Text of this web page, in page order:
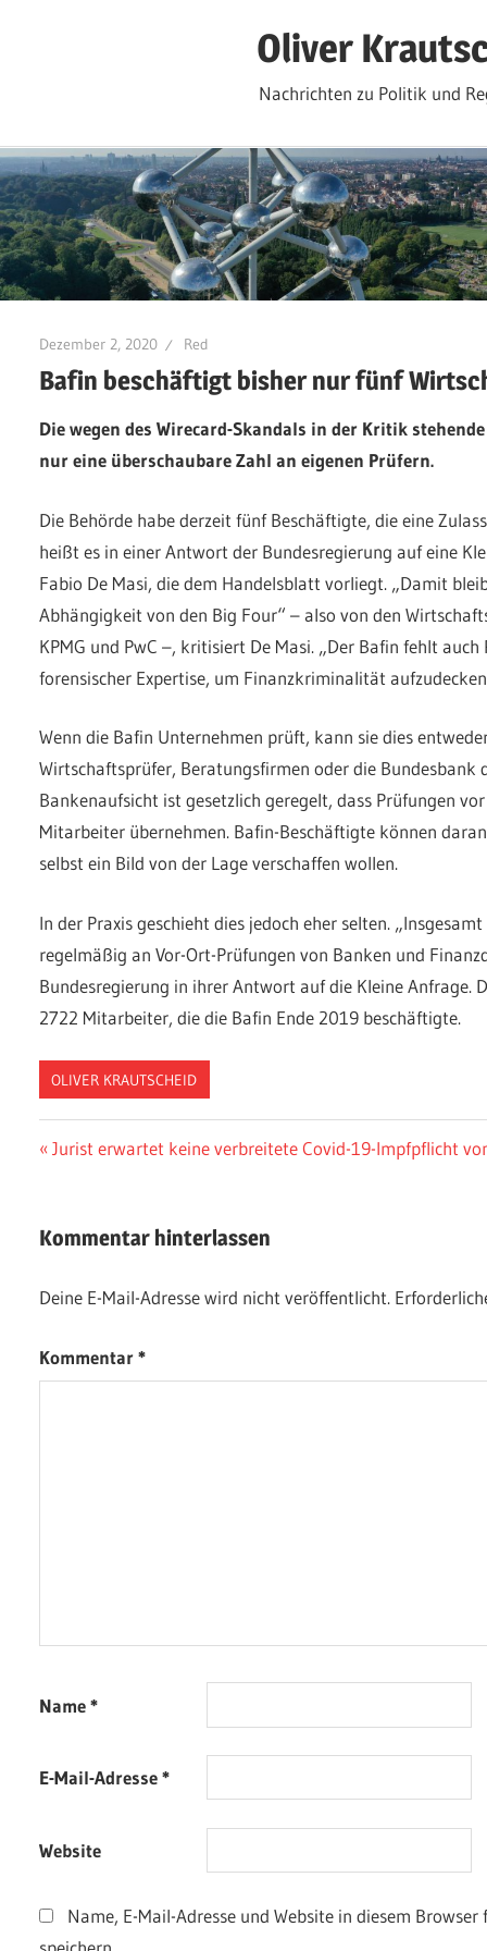
Oliver
Nachrichten zu Politik und
Dezember 2, 2020 Red
Bafin beschäftigt bisher nur fünf
Die wegen des Wirecard-Skandals in der Kritik
nur eine überschaubare Zahl an eigenen Prüfern.
Die Behörde habe derzeit fünf Beschäftigte, die eine
heißt es in einer Antwort der Bundesregierung auf eine
Fabio De Masi, die dem Handelsblatt vorliegt. „Damit
Abhängigkeit von den Big Four“ – also von den
KPMG und PwC –, kritisiert De Masi. „Der Bafin fehlt
forensischer Expertise, um Finanzkriminalität
Wenn die Bafin Unternehmen prüft, kann sie dies
Wirtschaftsprüfer, Beratungsfirmen oder die Bundesbank
Bankenaufsicht ist gesetzlich geregelt, dass Prüfungen
Mitarbeiter übernehmen. Bafin-Beschäftigte können
selbst ein Bild von der Lage verschaffen wollen.
In der Praxis geschieht dies jedoch eher selten.
regelmäßig an Vor-Ort-Prüfungen von Banken und
Bundesregierung in ihrer Antwort auf die Kleine Anfrage.
2722 Mitarbeiter, die die Bafin Ende 2019 beschäftigte.
OLIVER KRAUTSCHEID
Beitragsnavigation
Vorheriger
Jurist erwartet keine verbreitete Covid-19-Impfpflicht
Kommentar hinterlassen
Deine E-Mail-Adresse wird nicht veröffentlicht.
Kommentar*
Name*
E-Mail-Adresse*
Website
Name, E-Mail-Adresse und Website in diesem